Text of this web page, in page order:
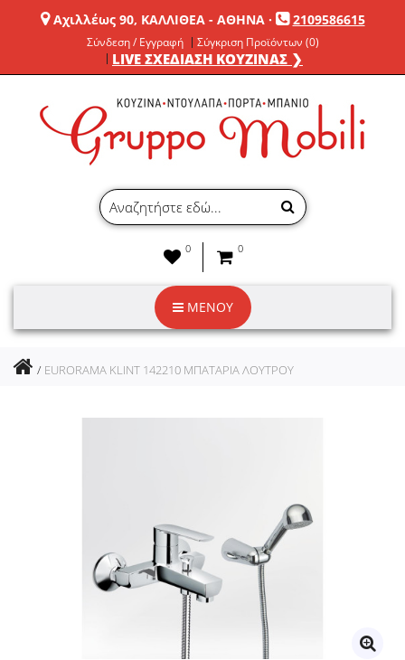
Αχιλλέως 90, ΚΑΛΛΙΘΕΑ - ΑΘΗΝΑ· 2109586615
Σύνδεση / Εγγραφή Σύγκριση Προϊόντων (0)
LIVE ΣΧΕΔΙΑΣΗ ΚΟΥΖΙΝΑΣ ❯
0 0
ΜΕΝΟΥ
EURORAMA KLINT 142210 ΜΠΑΤΑΡΙΑ ΛΟΥΤΡΟΥ